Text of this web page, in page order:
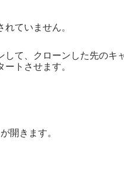
ていません。
て、クローンした先のキ
トさせます。
開きます。